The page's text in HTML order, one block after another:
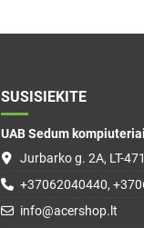
SUSISIEKITE
UAB Sedum kompiuteriai
Jurbarko g. 2A, LT-
+37062040440,
info@acershop.lt